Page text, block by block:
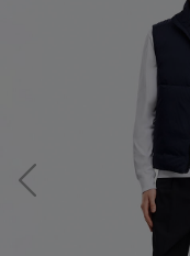
スプリン
サマー 26
サマー 26
日本限定モ
スノーグー
メイドイ
サマー 26
サマー 26
日本限定モ
スノーグー
メイドイ
ユース（6
コレクシ
ウェアの
品の価値
アーカイ